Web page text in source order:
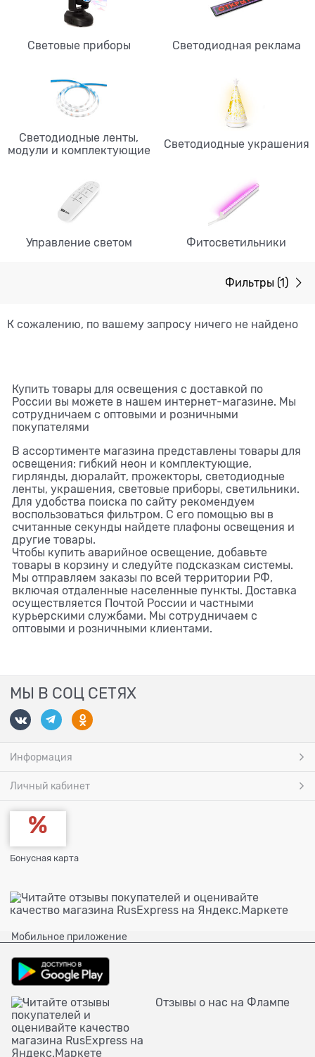
Световые приборы Светодиодная реклама
Светодиодные ленты,
модули и комплектующие
Светодиодные украшения
Управление светом Фитосветильники
Фильтры (1)
К сожалению, по вашему запросу ничего не найдено
Купить товары для освещения с доставкой по
России вы можете в нашем интернет-магазине. Мы
сотрудничаем с оптовыми и розничными
покупателями
В ассортименте магазина представлены товары для
освещения: гибкий неон и комплектующие,
гирлянды, дюралайт, прожекторы, светодиодные
ленты, украшения, световые приборы, светильники.
Для удобства поиска по сайту рекомендуем
воспользоваться фильтром. С его помощью вы в
считанные секунды найдете плафоны освещения и
другие товары.
Чтобы купить аварийное освещение, добавьте
товары в корзину и следуйте подсказкам системы.
Мы отправляем заказы по всей территории РФ,
включая отдаленные населенные пункты. Доставка
осуществляется Почтой России и частными
курьерскими службами. Мы сотрудничаем с
оптовыми и розничными клиентами.
МЫ В СОЦ СЕТЯХ
Информация
Личный кабинет
Бонусная карта
Мобильное приложение
Отзывы о нас на Флампе